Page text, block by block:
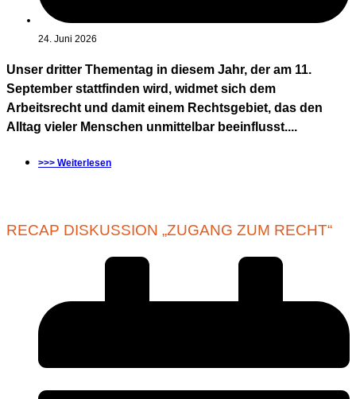
24. Juni 2026
Unser dritter Thementag in diesem Jahr, der am 11.
September stattfinden wird, widmet sich dem
Arbeitsrecht und damit einem Rechtsgebiet, das den
Alltag vieler Menschen unmittelbar beeinflusst....
>>> Weiterlesen
RECAP DISKUSSION „ZUGANG ZUM RECHT“